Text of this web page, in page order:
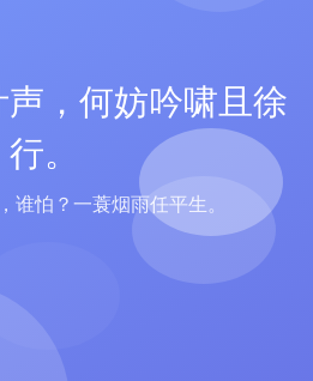
，何妨吟啸且徐
行。
谁怕？一蓑烟雨任平生。